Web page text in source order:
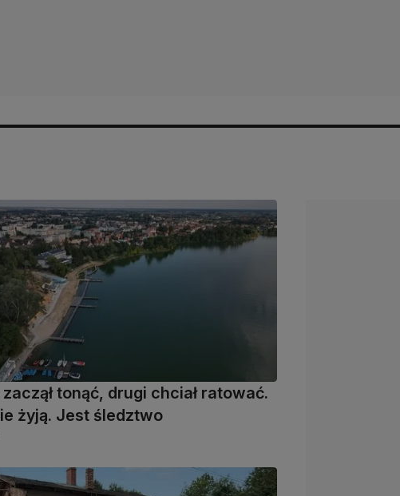
tonąć, drugi chciał ratować.
żyją. Jest śledztwo